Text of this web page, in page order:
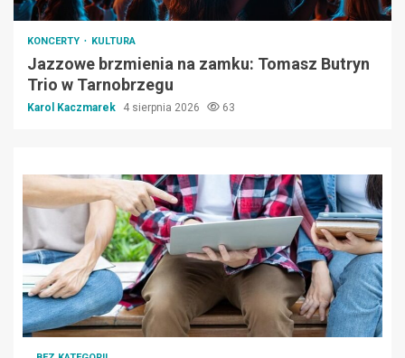
KONCERTY KULTURA
Jazzowe brzmienia na zamku: Tomasz Butryn
Trio w Tarnobrzegu
Karol Kaczmarek 4 sierpnia 2026 63